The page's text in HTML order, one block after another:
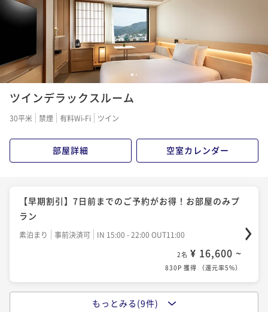
【割引プラン・早期割引】7日前までのご予約がお得！
朝食付きプラン
朝食付き 事前決済可 IN 15:00 - 22:00 OUT11:00
朝食付き 現地決済可 事前決済可 IN 15:00 - 22:00 OUT11:00
1,161P 獲得
漬物を楽しむ京都和洋ビュッフェ（朝食付）
1 2
ツインデラックスルーム
30平米 禁煙 有料Wi-Fi ツイン
部屋詳細 空室カレンダー
【早期割引】7日前までのご予約がお得！お部屋のみプ
ラン
素泊まり 事前決済可 IN 15:00 - 22:00 OUT11:00
2名 ¥ 16,600 ~
830P 獲得 （還元率5%）
【秋旅×小学生添い寝無料】清水寺徒歩圏内！紅葉観
もっとみる(9件)